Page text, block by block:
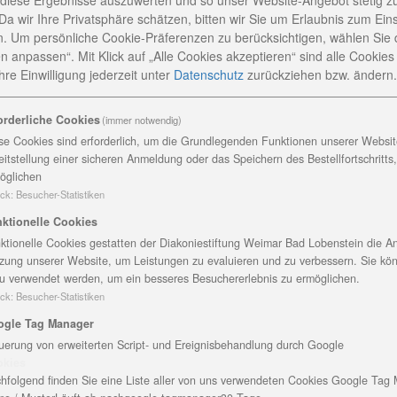
die über die Altenpflegehilfe bzw. im
haben, wurden Anfang dieser Woche zum
Geschäftsbereichsleiter Altenhilfe der
Leiterin des Seniorenzentrums Andreashof in Erfurt, und
und wurden zu einem ersten schönen Erlebnis.
Informationen zur Diakonie und einem gemeinsamen
und damit während der Ausbildung damit gearbeitet
in der Generalistik-Ausbildung zur Pflegefachfrau/ -
geschenkt.
und Männer, aus verschiedenen Herkunftsländern
schon heute den Praxisanleiterinnen, sowie
für eine gute Anleitung sorgen werden“,
Vergütung will sich die Diakoniestiftung gern mit
wird von den Auszubildenden Engagement und
stationären Einrichtungen der Altenhilfe der
wir Ihre Privatsphäre schätzen, bitten wir Sie um Erlaubnis zum
Um persönliche Cookie-Präferenzen zu berücksichtigen, wählen Sie
anpassen“. Mit Klick auf „Alle Cookies akzeptieren“ sind alle
Einwilligung jederzeit unter Datenschutz zurückziehen bzw. ändern.
Cookies(immer notwendig)
Cookies sind erforderlich, um die Grundlegenden Funktionen unserer
einer sicheren Anmeldung oder das Speichern des
: Besucher-Statistiken
Cookies
Cookies gestatten der Diakoniestiftung Weimar Bad Lobenstein die
unserer Website, um Leistungen zu evaluieren und zu verbessern. Sie
verwendet werden, um ein besseres Besuchererlebnis zu ermöglichen.
: Besucher-Statistiken
Tag Manager
von erweiterten Script- und Ereignisbehandlung durch Google
finden Sie eine Liste aller von uns verwendeten Cookies Google Tag